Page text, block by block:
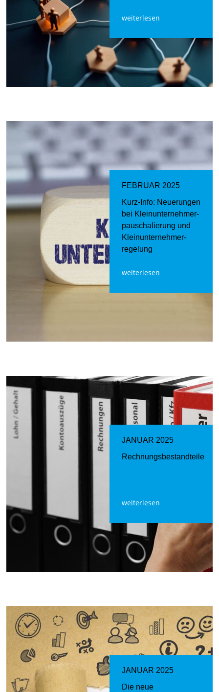
weiterlesen
FEBRUAR 2025
Kurz-Info: Neuerungen
bei Kleinunternehmer­
pauschalierung und
Kleinunternehmer­
regelung
weiterlesen
JANUAR 2025
Rechnungsbestandteile
weiterlesen
JANUAR 2025
Die neue